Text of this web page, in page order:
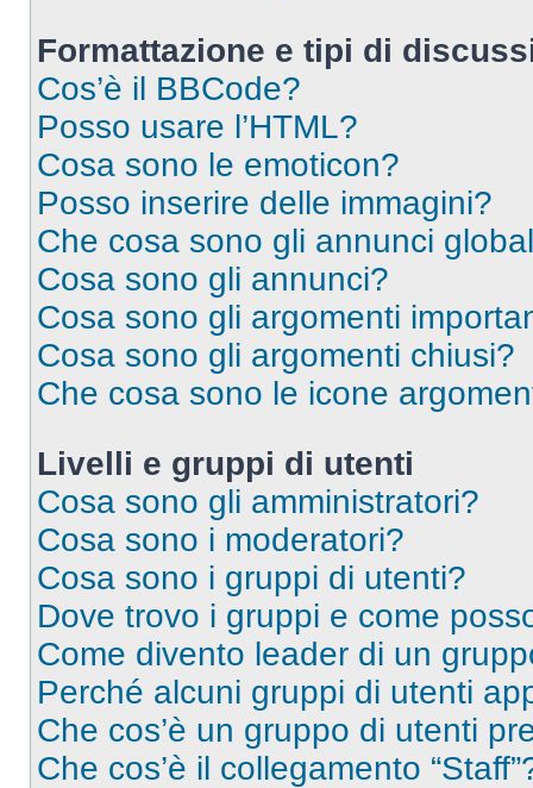
Formattazione e tipi di
Cos’è il BBCode?
Posso usare l’HTML?
Cosa sono le emoticon?
Posso inserire delle immagini?
Che cosa sono gli annunci
Cosa sono gli annunci?
Cosa sono gli argomenti
Cosa sono gli argomenti chiusi?
Che cosa sono le icone
Livelli e gruppi di utenti
Cosa sono gli amministratori?
Cosa sono i moderatori?
Cosa sono i gruppi di utenti?
Dove trovo i gruppi e come
Come divento leader di un
Perché alcuni gruppi di utenti
Che cos’è un gruppo di utenti
Che cos’è il collegamento